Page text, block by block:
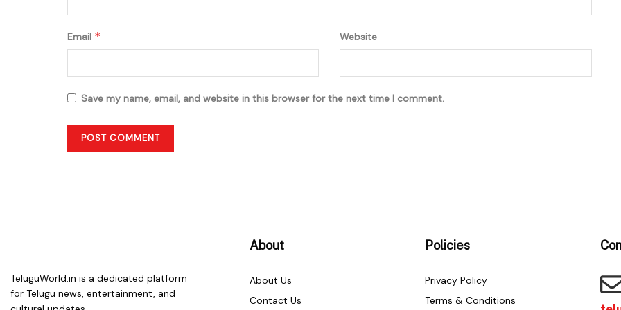
Email * Website
Save my name, email, and website in this browser for the next time I comment.
TeluguWorld.in is a dedicated platform
for Telugu news, entertainment, and
About
About Us
Contact Us
Policies
Privacy Policy
Terms & Conditions